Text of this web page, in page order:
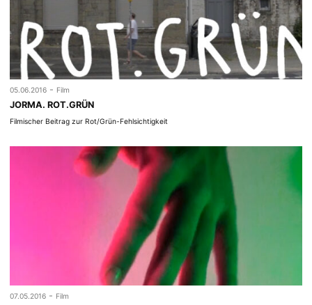
05.06.2016 - Film
JORMA. ROT.GRÜN
Filmischer Beitrag zur Rot/Grün-Fehlsichtigkeit
07.05.2016 - Film